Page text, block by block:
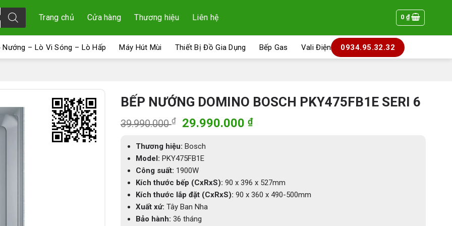
Trang chủ Cửa hàng Thương hiệu Liên hệ 0 ₫
Nướng – Lò Vi Sóng – Lò Hấp Máy Hút Mùi Thiết Bị Đồ Gia Dụng Bếp Gas Vali Điện 0934.95.32.32
BẾP NƯỚNG DOMINO BOSCH PKY475FB1E SERI 6
39.990.000₫
Giá
là:
39.990.000 ₫.
29.990.000 ₫Giá
Thương hiệu: Bosch
Model: PKY475FB1E
Công suất: 1900W
Kích thước bếp (CxRxS): 90 x 396 x 527mm
Kích thước lắp đặt (CxRxS): 90 x 360 x 490-500mm
Xuất xứ: Tây Ban Nha
Bảo hành: 36 tháng